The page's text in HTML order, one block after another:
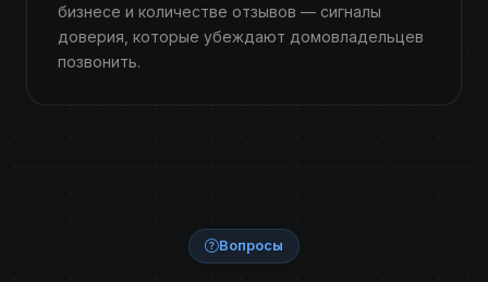
бизнесе и количестве отзывов — сигналы
доверия, которые убеждают домовладельцев
позвонить.
Вопросы